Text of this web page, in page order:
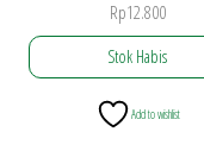
Rp12.800
Stok Habis
Add to wishlist